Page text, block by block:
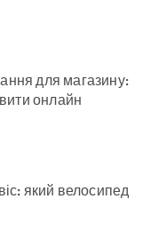
для магазину:
онлайн
який велосипед